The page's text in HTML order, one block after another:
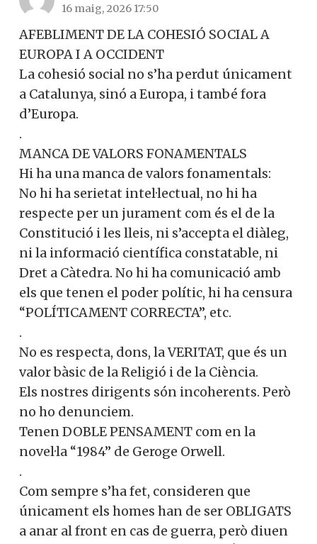
16 maig, 2026 17:50
AFEBLIMENT DE LA COHESIÓ SOCIAL A
EUROPA I A OCCIDENT
La cohesió social no s’ha perdut únicament
a Catalunya, sinó a Europa, i també fora
d’Europa.
.
MANCA DE VALORS FONAMENTALS
Hi ha una manca de valors fonamentals:
No hi ha serietat intel·lectual, no hi ha
respecte per un jurament com és el de la
Constitució i les lleis, ni s’accepta el diàleg,
ni la informació científica constatable, ni
Dret a Càtedra. No hi ha comunicació amb
els que tenen el poder polític, hi ha censura
“POLÍTICAMENT CORRECTA”, etc.
.
No es respecta, dons, la VERITAT, que és un
valor bàsic de la Religió i de la Ciència.
Els nostres dirigents són incoherents. Però
no ho denunciem.
Tenen DOBLE PENSAMENT com en la
novel·la “1984” de Geroge Orwell.
.
Com sempre s’ha fet, consideren que
únicament els homes han de ser OBLIGATS
a anar al front en cas de guerra, però diuen